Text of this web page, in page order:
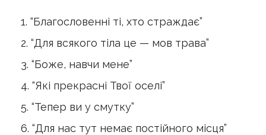
1. “Благословенні ті, хто страждає”
2. “Для всякого тіла це — мов трава”
3. “Боже, навчи мене”
4. “Які прекрасні Твої оселі”
5. “Тепер ви у смутку”
6. “Для нас тут немає постійного місця”